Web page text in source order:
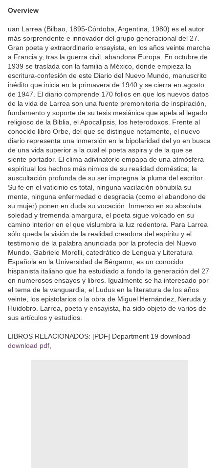
Overview
uan Larrea (Bilbao, 1895-Córdoba, Argentina, 1980) es el autor
más sorprendente e innovador del grupo generacional del 27.
Gran poeta y extraordinario ensayista, en los años veinte marcha
a Francia y, tras la guerra civil, abandona Europa. En octubre de
1939 se traslada con la familia a México, donde empieza la
escritura-confesión de este Diario del Nuevo Mundo, manuscrito
inédito que inicia en la primavera de 1940 y se cierra en agosto
de 1947. El diario comprende 170 folios en que los nuevos datos
de la vida de Larrea son una fuente premonitoria de inspiración,
fundamento y soporte de su tesis mesiánica que apela al legado
religioso de la Biblia, el Apocalipsis, los heterodoxos. Frente al
conocido libro Orbe, del que se distingue netamente, el nuevo
diario representa una inmersión en la bipolaridad del yo en busca
de una vida superior a la cual el poeta aspira y de la que se
siente portador. El clima adivinatorio empapa de una atmósfera
espiritual los hechos más nimios de su realidad doméstica; la
auscultación profunda de su ser impregna la pluma del escritor.
Su fe en el vaticinio es total, ninguna vacilación obnubila su
mente, ninguna enfermedad o desgracia (como el abandono de
su mujer) ponen en duda su vocación. Inmerso en su absoluta
soledad y tremenda amargura, el poeta sigue volcado en su
camino interior en el que vislumbra la luz redentora. Para Larrea
sólo queda la visión de la realidad creadora del espíritu y el
testimonio de la palabra anunciada por la profecía del Nuevo
Mundo. Gabriele Morelli, catedrático de Lengua y Literatura
Española en la Universidad de Bérgamo, es un conocido
hispanista italiano que ha estudiado a fondo la generación del 27
en numerosos ensayos y libros. Igualmente se ha interesado por
el tema de la vanguardia, el Ludus en la literatura de los años
veinte, los epistolarios o la obra de Miguel Hernández, Neruda y
Huidobro. Larrea, poeta y ensayista, ha sido objeto de varios de
sus artículos y estudios.
LIBROS RELACIONADOS: [PDF] Department 19 download
download pdf